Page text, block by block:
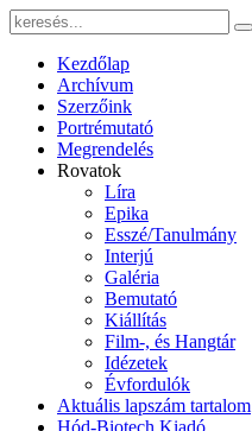
Kezdőlap
Archívum
Szerzőink
Portrémutató
Megrendelés
Rovatok
Líra
Epika
Esszé/Tanulmány
Interjú
Galéria
Bemutató
Kiállítás
Film-, és Hangtár
Idézetek
Évfordulók
Aktuális lapszám tartalom
Hód-Biotech Kiadó